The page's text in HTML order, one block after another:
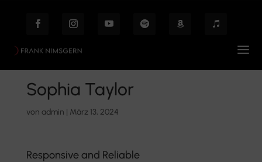
Sophia Taylor
von admin | März 13, 2024
Responsive and Reliable